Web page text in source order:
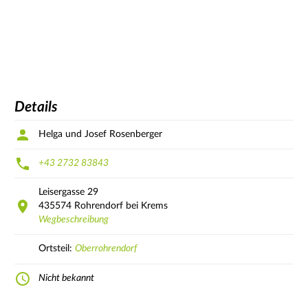
Details
Helga und Josef Rosenberger
+43 2732 83843
Leisergasse 29
435574 Rohrendorf bei Krems
Wegbeschreibung
Ortsteil: Oberrohrendorf
Nicht bekannt